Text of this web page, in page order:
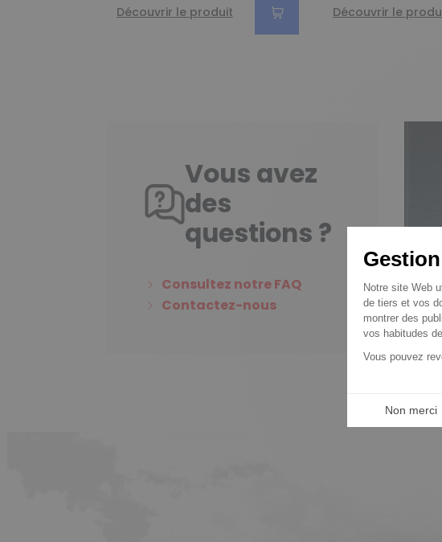
Découvrir le produit Découvrir le
Vous avez
des
questions ?
Consultez notre FAQ
Contactez-nous